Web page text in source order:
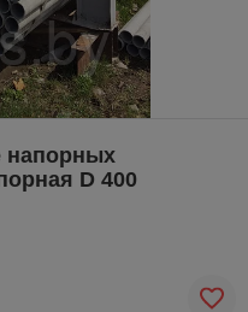
напорных
D 400